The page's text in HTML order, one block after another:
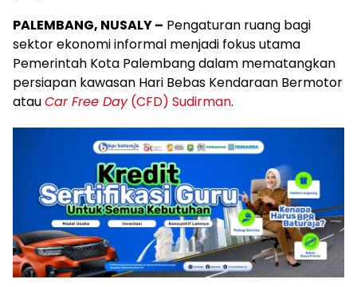
PALEMBANG, NUSALY – Pengaturan ruang bagi
sektor ekonomi informal menjadi fokus utama
Pemerintah Kota Palembang dalam mematangkan
persiapan kawasan Hari Bebas Kendaraan Bermotor
atauCar Free Day(CFD) Sudirman.